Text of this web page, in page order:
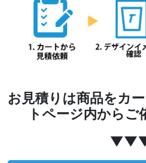
お見積りは商品をカ
トページ内からご